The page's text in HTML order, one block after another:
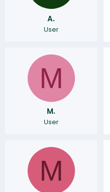
A.
User
M
M.
User
M